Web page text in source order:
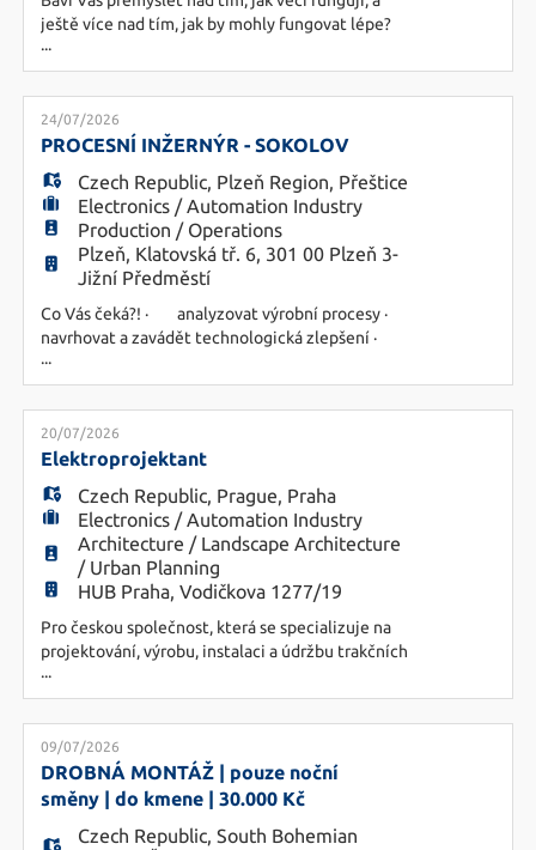
ještě více nad tím, jak by mohly fungovat lépe?
Do našeho týmu hledáme technicky zdatného a
kreativního kolegu, který bude navrhovat
automatizační řešení pro výrobní procesy.
Nepůjde o rutinní programování ani údržbu strojů.
Hledáme člověka, který dokáže převést podněty z
...
24/07/2026
PROCESNÍ INŽERNÝR - SOKOLOV
Czech Republic, Plzeň Region, Přeštice
Electronics / Automation Industry
Production / Operations
Plzeň, Klatovská tř. 6, 301 00 Plzeň 3-
Jižní Předměstí
Co Vás čeká?! · analyzovat výrobní procesy ·
navrhovat a zavádět technologická zlepšení ·
zpracování pracovních postupů a výrobní
dokumentace · řešit příčiny výrobních
odchylek a podílet se na jejich odstranění, ·
podporovat aktivity zaměřené na Lean
Manufacturing a neustálé zlepšování
...
20/07/2026
Elektroprojektant
Czech Republic, Prague, Praha
Electronics / Automation Industry
Architecture / Landscape Architecture
/ Urban Planning
HUB Praha, Vodičkova 1277/19
Pro českou společnost, která se specializuje na
projektování, výrobu, instalaci a údržbu trakčních
vedení a řídicích systémů pro dopravu, hledáme
kandidáty na pozici Elektroprojektantů. Hledáme
jak juniorní kandidáty, kteří mají chuť učit se od
zkušených odborníků, tak zkušené projektanty,
kteří se nebojí převzít odpovědnost za vlastní
projekty.
...
09/07/2026
DROBNÁ MONTÁŽ | pouze noční
směny | do kmene | 30.000 Kč
Czech Republic, South Bohemian